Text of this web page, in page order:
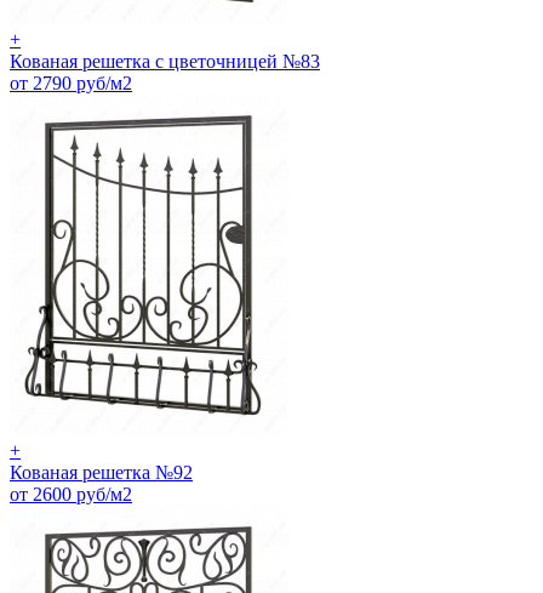
+
Кованая решетка с цветочницей №83
от 2790 руб/м2
+
Кованая решетка №92
от 2600 руб/м2